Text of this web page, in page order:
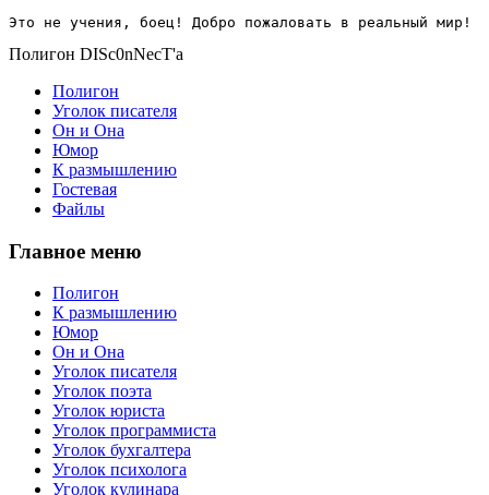
Это не учения, боец! Добро пожаловать в реальный мир!
Полигон DISc0nNecT'a
Полигон
Уголок писателя
Он и Она
Юмор
К размышлению
Гостевая
Файлы
Главное меню
Полигон
К размышлению
Юмор
Он и Она
Уголок писателя
Уголок поэта
Уголок юриста
Уголок программиста
Уголок бухгалтера
Уголок психолога
Уголок кулинара